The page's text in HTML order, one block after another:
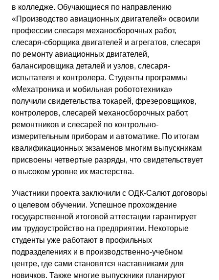
в колледже. Обучающиеся по направлению
«Производство авиационных двигателей» освоили
профессии слесаря механосборочных работ,
слесаря-сборщика двигателей и агрегатов, слесаря
по ремонту авиационных двигателей,
балансировщика деталей и узлов, слесаря-
испытателя и контролера. Студенты программы
«Мехатроника и мобильная робототехника»
получили свидетельства токарей, фрезеровщиков,
контролеров, слесарей механосборочных работ,
ремонтников и слесарей по контрольно-
измерительным приборам и автоматике. По итогам
квалификационных экзаменов многим выпускникам
присвоены четвертые разряды, что свидетельствует
о высоком уровне их мастерства.
Участники проекта заключили с ОДК-Салют договоры
о целевом обучении. Успешное прохождение
государственной итоговой аттестации гарантирует
им трудоустройство на предприятии. Некоторые
студенты уже работают в профильных
подразделениях и в производственно-учебном
центре, где сами становятся наставниками для
новичков. Также многие выпускники планируют